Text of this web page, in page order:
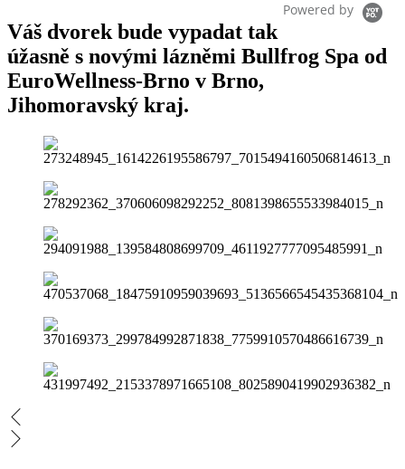
Powered by
Váš dvorek bude vypadat tak
úžasně s novými lázněmi Bullfrog Spa od
EuroWellness-Brno v Brno,
Jihomoravský kraj.